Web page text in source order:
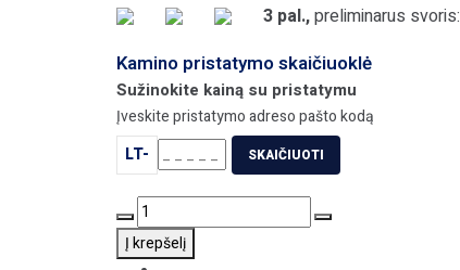
3 pal.,preliminarus svoris:
Kamino pristatymo skaičiuoklė
Sužinokite kainą su pristatymu
Įveskite pristatymo adreso pašto kodą
LT-
SKAIČIUOTI
produkto
kiekis:
NIKO
Į krepšelį